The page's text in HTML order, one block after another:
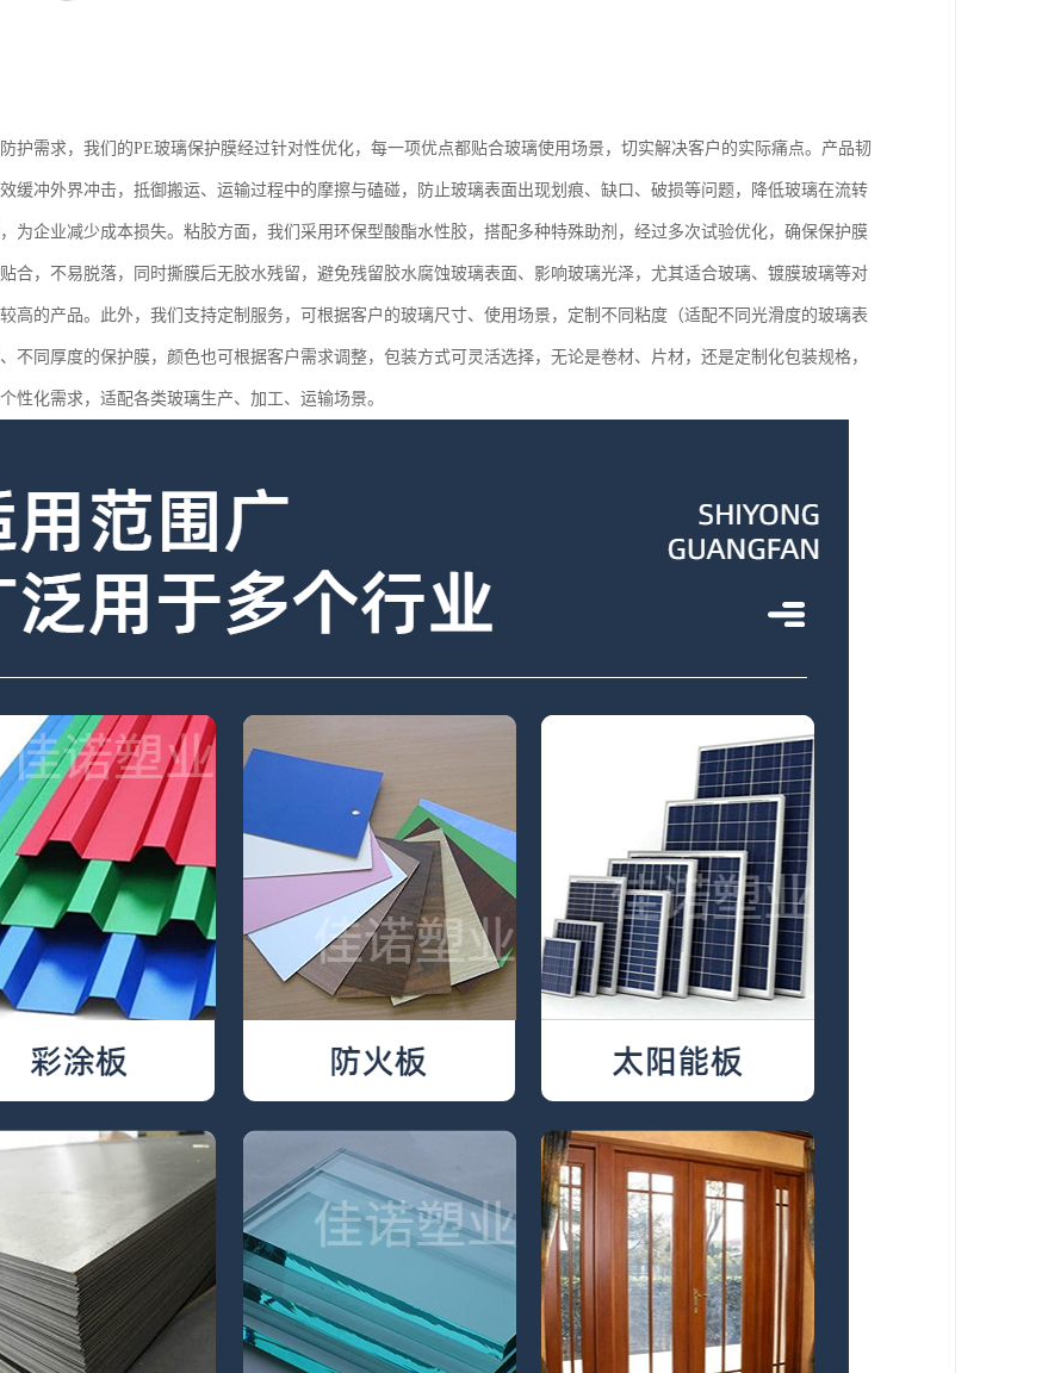
护需求，我们的PE玻璃保护膜经过针对性优化，每一项优点都贴合玻璃使用场景，切实解决客户的实际痛点。产品韧
缓冲外界冲击，抵御搬运、运输过程中的摩擦与磕碰，防止玻璃表面出现划痕、缺口、破损等问题，降低玻璃在流转
为企业减少成本损失。粘胶方面，我们采用环保型酸酯水性胶，搭配多种特殊助剂，经过多次试验优化，确保保护膜
合，不易脱落，同时撕膜后无胶水残留，避免残留胶水腐蚀玻璃表面、影响玻璃光泽，尤其适合玻璃、镀膜玻璃等对
高的产品。此外，我们支持定制服务，可根据客户的玻璃尺寸、使用场景，定制不同粘度（适配不同光滑度的玻璃表
不同厚度的保护膜，颜色也可根据客户需求调整，包装方式可灵活选择，无论是卷材、片材，还是定制化包装规格，
性化需求，适配各类玻璃生产、加工、运输场景。